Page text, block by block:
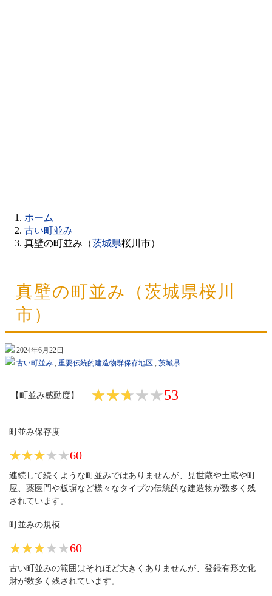
ホーム
古い町並み
真壁の町並み（茨城県桜川市）
真壁の町並み（茨城県桜川
市）
2024年6月22日
古い町並み , 重要伝統的建造物群保存地区 , 茨城県
【町並み感動度】 ★★★★★
★★★★★53
町並み保存度
★★★★★
★★★★★60
連続して続くような町並みではありませんが、見世蔵や土蔵や町
屋、薬医門や板塀など様々なタイプの伝統的な建造物が数多く残
されています。
町並みの規模
★★★★★
★★★★★60
古い町並みの範囲はそれほど大きくありませんが、登録有形文化
財が数多く残されています。